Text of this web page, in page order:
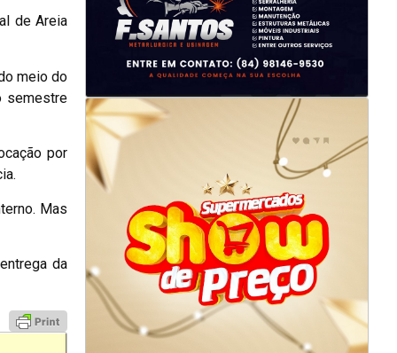
de Areia
meio do
semestre
por
Mas
da